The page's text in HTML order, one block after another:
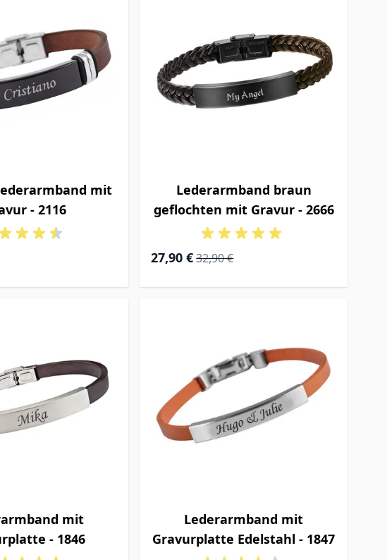
mit
- 2116
Lederarmband braun
geflochten mit Gravur - 2666
Special Price
27,90 € Regular Price
32,90 €
mit
- 1846
Lederarmband mit
Gravurplatte Edelstahl - 1847